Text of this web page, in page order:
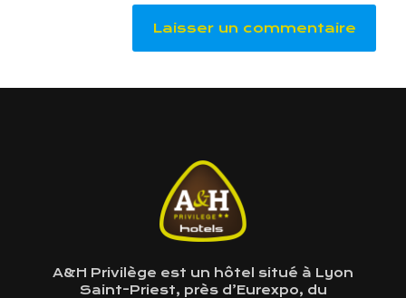
A&H Privilège est un hôtel situé à Lyon
Saint-Priest, près d’Eurexpo, du